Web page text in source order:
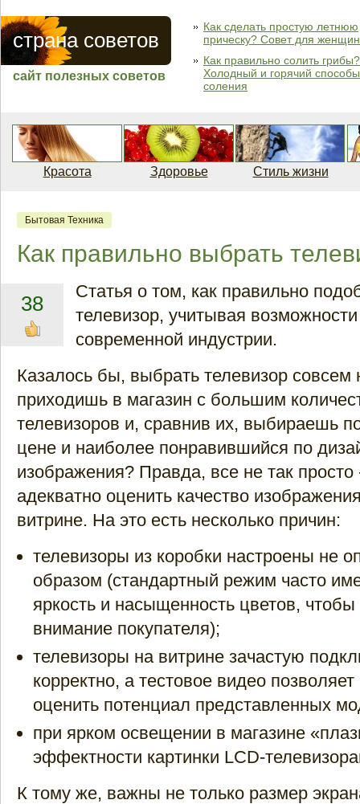
страна советов
сайт полезных советов
Как сделать простую летнюю
прическу? Совет для женщин
Как правильно солить грибы?
Холодный и горячий способы
соления
Красота Здоровье Стиль жизни
Бытовая Техника
Как правильно выбрать
38
Статья о том, как правильно
телевизор, учитывая
современной индустрии.
Казалось бы, выбрать телевизор совсем
приходишь в магазин с большим
телевизоров и, сравнив их, выбираешь
цене и наиболее понравившийся по
изображения? Правда, все не так просто
адекватно оценить качество
витрине. На это есть несколько причин:
телевизоры из коробки настроены не
образом (стандартный режим часто
яркость и насыщенность цветов, чтобы
внимание покупателя);
телевизоры на витрине зачастую
корректно, а тестовое видео
оценить потенциал представленных
при ярком освещении в магазине
эффектности картинки LCD-
К тому же, важны не только размер